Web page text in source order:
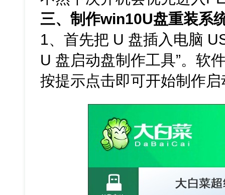
三、制作win10U盘重装系
1、首先把 U 盘插入电脑
U 盘启动盘制作工具”。软
按提示点击即可开始制作启